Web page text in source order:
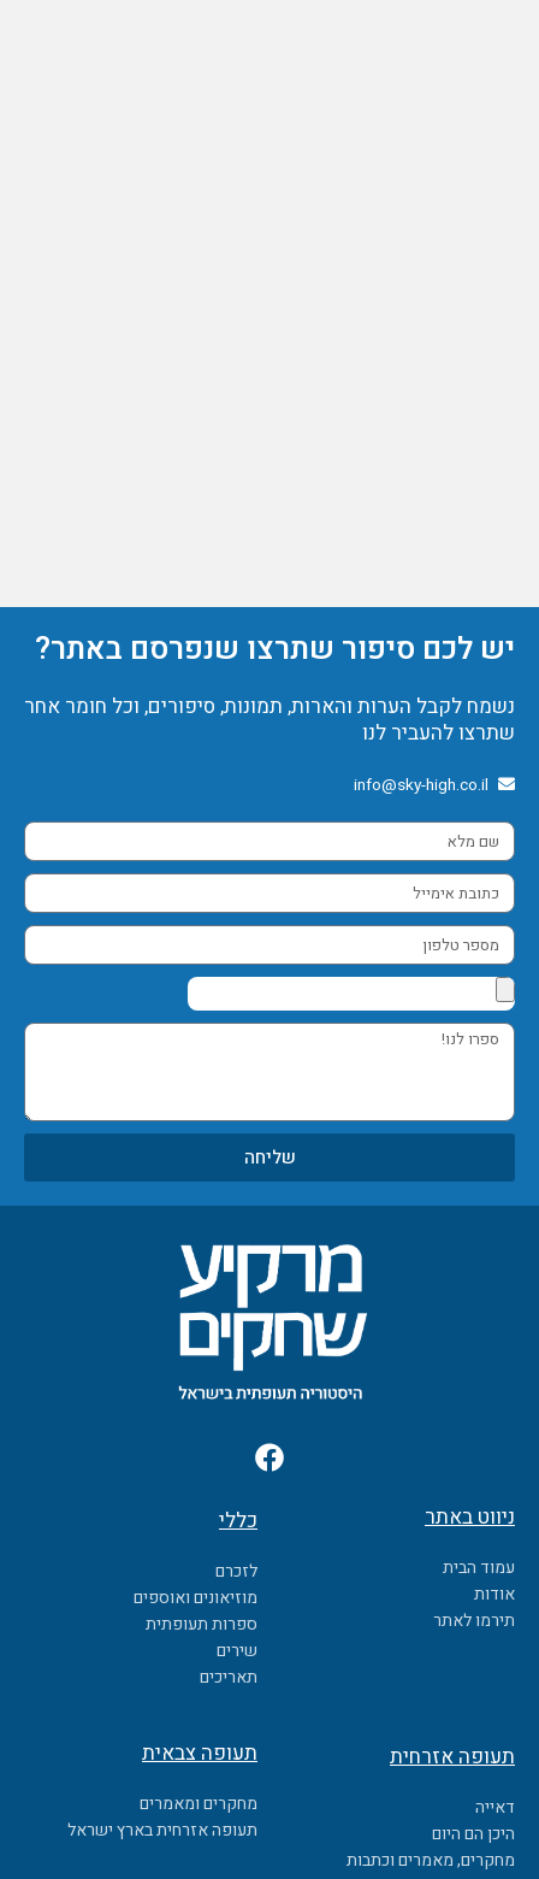
יש לכם סיפור שתרצו שנפרסם באתר?
נשמח לקבל הערות והארות, תמונות, סיפורים, וכל חומר אחר
שתרצו להעביר לנו
info@sky-high.co.il
שם
מלא
כתובת
אימייל
מספר
טלפון
ספרו
שליחה
F
a
ניווט באתר
עמוד הבית
אודות
תירמו לאתר
כללי
לזכרם
מוזיאונים ואוספים
ספרות תעופתית
שירים
תאריכים
תעופה אזרחית
דאייה
היכן הם היום
מחקרים, מאמרים וכתבות
תעופה צבאית
מחקרים ומאמרים
תעופה אזרחית בארץ ישראל